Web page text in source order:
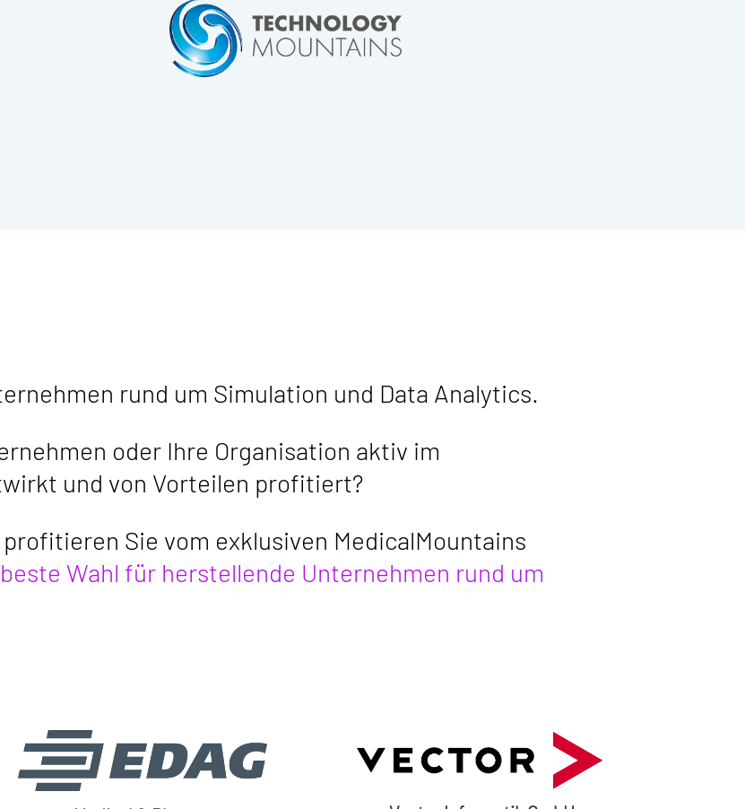
rund um Simulation und Data Analytics.
oder Ihre Organisation aktiv im
und von Vorteilen profitiert?
Sie vom exklusiven MedicalMountains
Wahl für herstellende Unternehmen rund um
EDAG Engineering GmbH
Kreuzberger Ring 40
65205 Wiesbaden
Vector Informatik GmbH
Ingersheimer Straße 24
70499 Stuttgart